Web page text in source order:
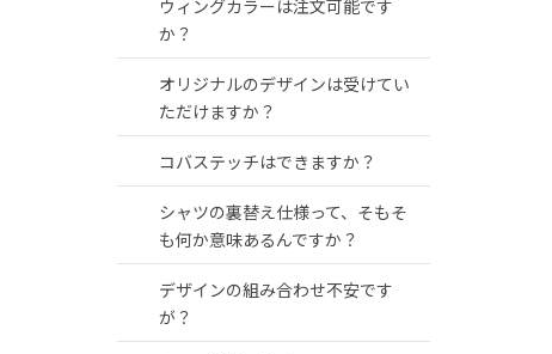
ウィングカラーは注文可能です
か？
オリジナルのデザインは受けてい
ただけますか？
コバステッチはできますか？
シャツの裏替え仕様って、そもそ
も何か意味あるんですか？
デザインの組み合わせ不安です
が？